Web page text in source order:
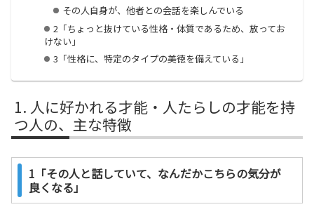
その人自身が、他者との会話を楽しんでいる
2「ちょっと抜けている性格・体質であるため、放ってお
けない」
3「性格に、特定のタイプの美徳を備えている」
人に好かれる才能・人たらしの才能を持
つ人の、主な特徴
1「その人と話していて、なんだかこちらの気分が
良くなる」